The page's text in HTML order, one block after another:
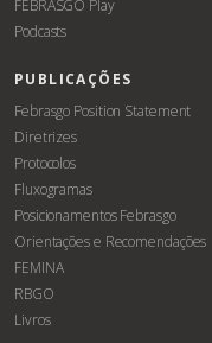
FEBRASGO Play
Podcasts
PUBLICAÇÕES
Febrasgo Position Statement
Diretrizes
Protocolos
Fluxogramas
Posicionamentos Febrasgo
Orientações e Recomendações
FEMINA
RBGO
Livros